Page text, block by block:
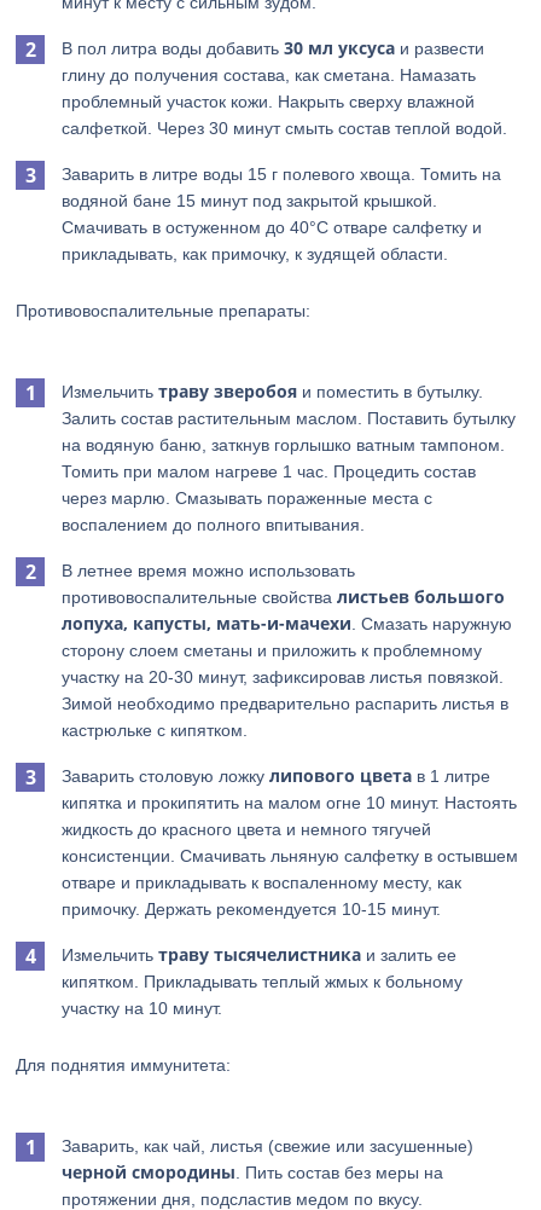
В пол литра воды добавить30 мл уксуса и развести
глину до получения состава, как сметана. Намазать
проблемный участок кожи. Накрыть сверху влажной
салфеткой. Через 30 минут смыть состав теплой водой.
Заварить в литре воды 15 г полевого хвоща. Томить на
водяной бане 15 минут под закрытой крышкой.
Смачивать в остуженном до 40°С отваре салфетку и
прикладывать, как примочку, к зудящей области.
Противовоспалительные препараты:
Измельчитьтраву зверобоя и поместить в бутылку.
Залить состав растительным маслом. Поставить бутылку
на водяную баню, заткнув горлышко ватным тампоном.
Томить при малом нагреве 1 час. Процедить состав
через марлю. Смазывать пораженные места с
воспалением до полного впитывания.
В летнее время можно использовать
противовоспалительные свойствалистьев большого
лопуха, капусты, мать-и-мачехи . Смазать наружную
сторону слоем сметаны и приложить к проблемному
участку на 20-30 минут, зафиксировав листья повязкой.
Зимой необходимо предварительно распарить листья в
кастрюльке с кипятком.
Заварить столовую ложкулипового цвета в 1 литре
кипятка и прокипятить на малом огне 10 минут. Настоять
жидкость до красного цвета и немного тягучей
консистенции. Смачивать льняную салфетку в остывшем
отваре и прикладывать к воспаленному месту, как
примочку. Держать рекомендуется 10-15 минут.
Измельчитьтраву тысячелистника и залить ее
кипятком. Прикладывать теплый жмых к больному
участку на 10 минут.
Для поднятия иммунитета:
Заварить, как чай, листья (свежие или засушенные)
черной смородины . Пить состав без меры на
протяжении дня, подсластив медом по вкусу.